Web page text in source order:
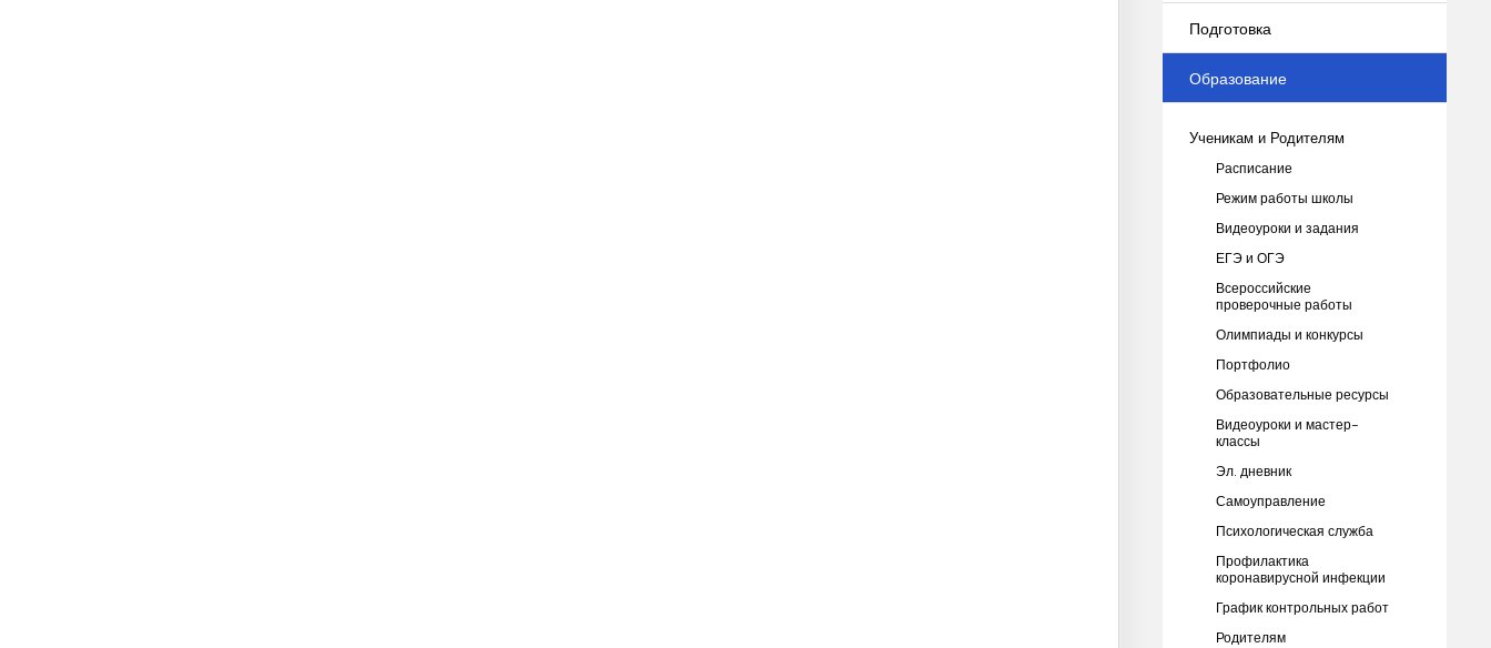
Подготовка
Образование
Ученикам и Родителям
Расписание
Режим работы школы
Видеоуроки и задания
ЕГЭ и ОГЭ
Всероссийские
проверочные работы
Олимпиады и конкурсы
Портфолио
Образовательные ресурсы
Видеоуроки и мастер-
классы
Эл. дневник
Самоуправление
Психологическая служба
Профилактика
коронавирусной инфекции
График контрольных работ
Родителям